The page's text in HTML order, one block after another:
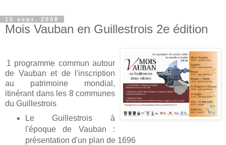
15 sept. 2008
Mois Vauban en Guillestrois 2e édition
1 programme commun autour
de Vauban et de l'inscription
au patrimoine mondial,
itinérant dans les 8 communes
du Guillestrois
Le Guillestrois à
l'époque de Vauban :
présentation d'un plan de 1696